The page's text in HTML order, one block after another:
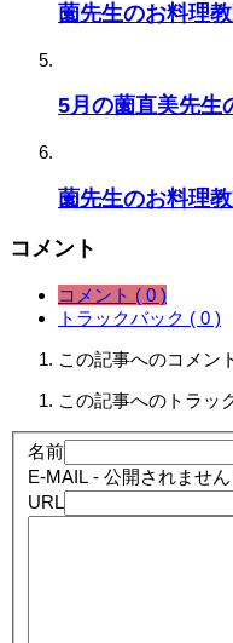
薗先生のお料理
5月の薗直美先生
薗先生のお料理
コメント
コメント ( 0 )
トラックバック ( 0 )
この記事へのコメン
この記事へのトラッ
名前
E-MAIL - 公開されませ
URL